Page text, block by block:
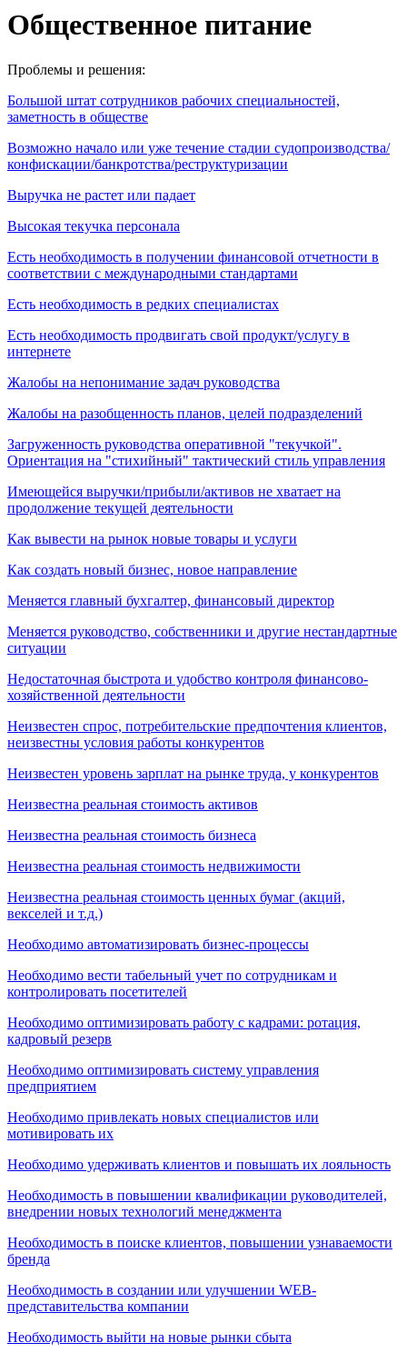
Общественное питание
Проблемы и решения:
Большой штат сотрудников рабочих специальностей,
заметность в обществе
Возможно начало или уже течение стадии судопроизводства/
конфискации/банкротства/реструктуризации
Выручка не растет или падает
Высокая текучка персонала
Есть необходимость в получении финансовой отчетности в
соответствии с международными стандартами
Есть необходимость в редких специалистах
Есть необходимость продвигать свой продукт/услугу в
интернете
Жалобы на непонимание задач руководства
Жалобы на разобщенность планов, целей подразделений
Загруженность руководства оперативной "текучкой".
Ориентация на "стихийный" тактический стиль управления
Имеющейся выручки/прибыли/активов не хватает на
продолжение текущей деятельности
Как вывести на рынок новые товары и услуги
Как создать новый бизнес, новое направление
Меняется главный бухгалтер, финансовый директор
Меняется руководство, собственники и другие нестандартные
ситуации
Недостаточная быстрота и удобство контроля финансово-
хозяйственной деятельности
Неизвестен спрос, потребительские предпочтения клиентов,
неизвестны условия работы конкурентов
Неизвестен уровень зарплат на рынке труда, у конкурентов
Неизвестна реальная стоимость активов
Неизвестна реальная стоимость бизнеса
Неизвестна реальная стоимость недвижимости
Неизвестна реальная стоимость ценных бумаг (акций,
векселей и т.д.)
Необходимо автоматизировать бизнес-процессы
Необходимо вести табельный учет по сотрудникам и
контролировать посетителей
Необходимо оптимизировать работу с кадрами: ротация,
кадровый резерв
Необходимо оптимизировать систему управления
предприятием
Необходимо привлекать новых специалистов или
мотивировать их
Необходимо удерживать клиентов и повышать их лояльность
Необходимость в повышении квалификации руководителей,
внедрении новых технологий менеджмента
Необходимость в поиске клиентов, повышении узнаваемости
бренда
Необходимость в создании или улучшении WEB-
представительства компании
Необходимость выйти на новые рынки сбыта